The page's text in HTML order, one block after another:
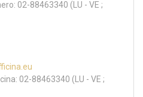
02-88463340 (LU - VE ;
02-88463340 (LU - VE ;